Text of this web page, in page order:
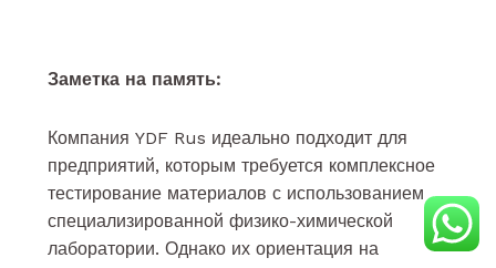
Заметка на память:
Компания YDF Rus идеально подходит для
предприятий, которым требуется комплексное
тестирование материалов с использованием
специализированной физико-химической
лаборатории. Однако их ориентация на